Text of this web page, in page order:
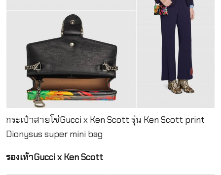
กระเป๋าสายโซ่Gucci x Ken Scott รุ่น Ken Scott print
Dionysus super mini bag
รองเท้าGucci x Ken Scott